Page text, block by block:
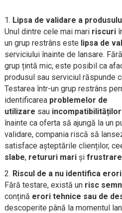
Lipsa de validare a
Unul dintre cele mai mari riscuri
un grup restrâns este lipsa de
serviciului înainte de lansare.
grup țintă mic, este posibil ca
produsul sau serviciul răspunde
Testarea într-un grup restrâns
identificarea problemelor de
utilizare sau incompatibilităților
înainte ca oferta să ajungă la un
validare, compania riscă să
satisface așteptările clienților,
slabe, retururi mariși
Riscul de a nu identifica
Fără testare, există un risc
conțină erori tehnice sau de
descoperite până la momentul